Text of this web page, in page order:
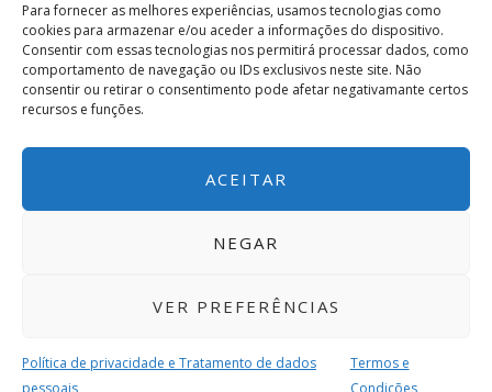
Para fornecer as melhores experiências, usamos tecnologias como
cookies para armazenar e/ou aceder a informações do dispositivo.
Consentir com essas tecnologias nos permitirá processar dados, como
comportamento de navegação ou IDs exclusivos neste site. Não
consentir ou retirar o consentimento pode afetar negativamante certos
recursos e funções.
ACEITAR
NEGAR
VER PREFERÊNCIAS
Política de privacidade e Tratamento de dados
pessoais
Termos e
Condições